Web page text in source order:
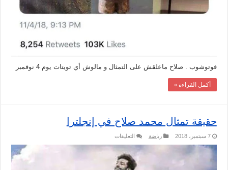
فوتوشوب . صلاح ماعلقش على التمثال و مالوش أي تويتات يوم 4 نوفمبر
أكمل القراءة »
حقيقة تمثال محمد صلاح في إنجلترا
7 سبتمبر، 2018 رياضة التعليقات
في